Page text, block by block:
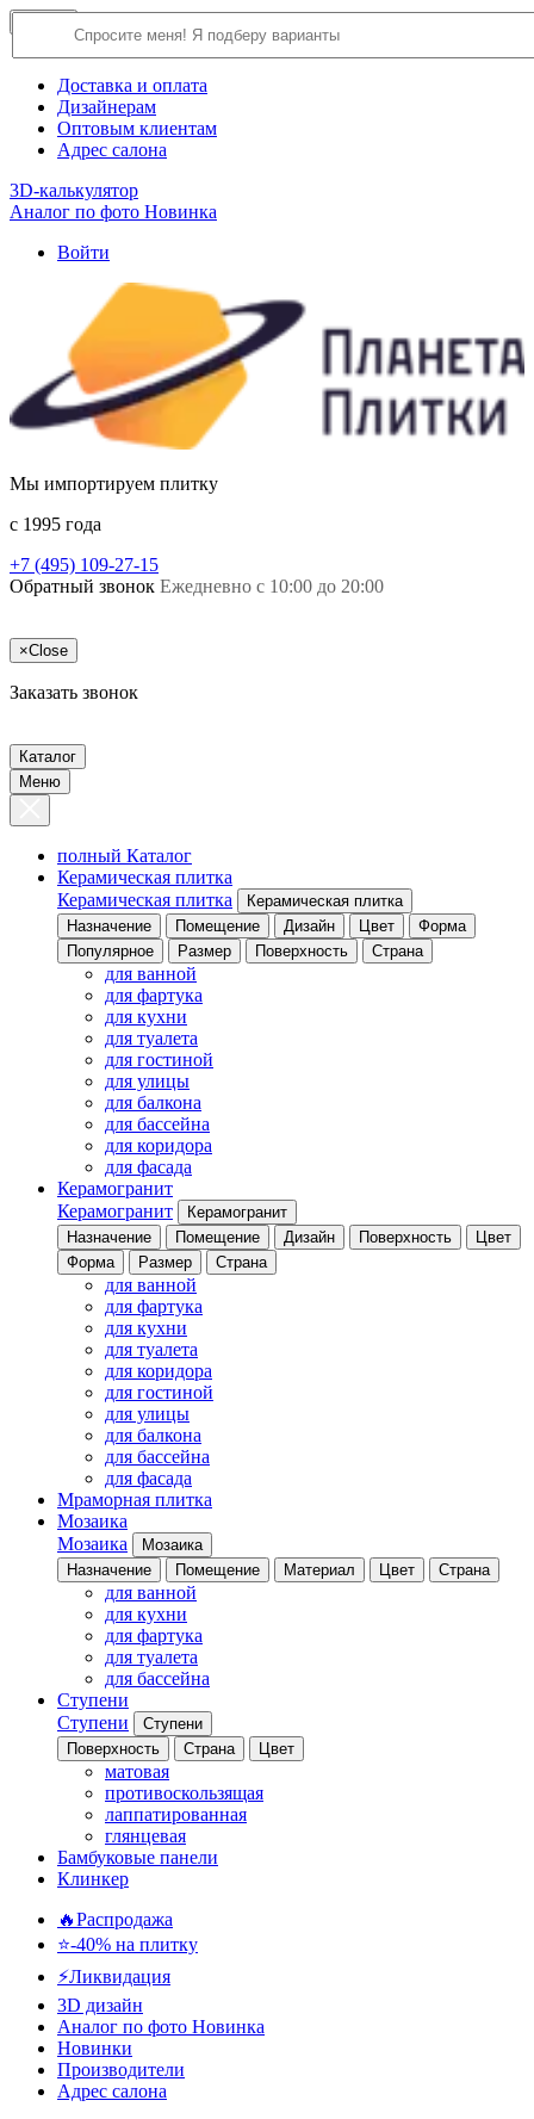
О компании
Доставка и оплата
Дизайнерам
Оптовым клиентам
Адрес салона
3D-калькулятор
Аналог по фото Новинка
Войти
Мы импортируем плитку
c 1995 года
+7 (495) 109-27-15
Обратный звонок Ежедневно с 10:00 до 20:00
×Close
Заказать звонок
Каталог
Меню
полный Каталог
Керамическая плитка
Керамическая плитка
Керамическая плитка
Назначение
Помещение Дизайн Цвет
Форма
Популярное
Размер Поверхность Страна
для ванной
для фартука
для кухни
для туалета
для гостиной
для улицы
для балкона
для бассейна
для коридора
для фасада
Керамогранит
Керамогранит
Керамогранит
Назначение
Помещение Дизайн Поверхность
Цвет
Форма
Размер Страна
для ванной
для фартука
для кухни
для туалета
для коридора
для гостиной
для улицы
для балкона
для бассейна
для фасада
Мраморная плитка
Мозаика
Мозаика
Мозаика
Назначение
Помещение Материал Цвет Страна
для ванной
для кухни
для фартука
для туалета
для бассейна
Ступени
Ступени
Ступени
Поверхность
Страна Цвет
матовая
противоскользящая
лаппатированная
глянцевая
Бамбуковые панели
Клинкер
🔥Распродажа
⭐-40% на плитку
⚡️Ликвидация
3D дизайн
Аналог по фото Новинка
Новинки
Производители
Адрес салона